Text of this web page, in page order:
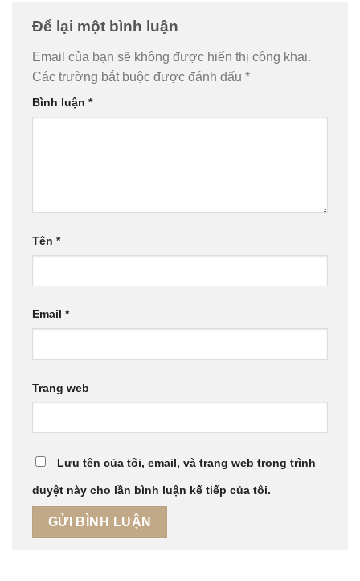
Để lại một bình luận
Email của bạn sẽ không được hiển thị công khai.
Các trường bắt buộc được đánh dấu *
Bình luận *
Tên *
Email *
Trang web
Lưu tên của tôi, email, và trang web trong trình
duyệt này cho lần bình luận kế tiếp của tôi.